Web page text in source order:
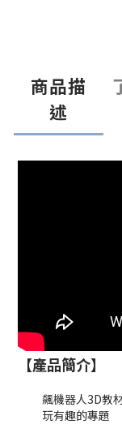
商品描
述
【產品簡介】
飆機器人3D教
玩有趣的專題